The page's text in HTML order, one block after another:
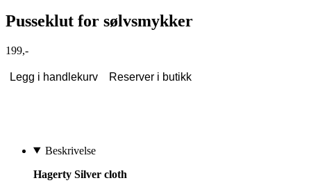
Pusseklut for sølvsmykker
199,-
Legg i handlekurv Reserver i butikk
Beskrivelse
Hagerty Silver cloth